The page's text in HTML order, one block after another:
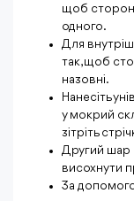
щоб
одного.
Для
так, щоб
назовні.
Нанесіть
у мокрий
зітріть
Другий шар
висохнути
За